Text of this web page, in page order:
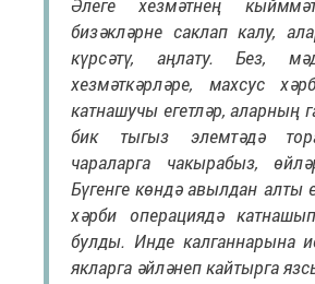
Әлеге хезмәтнең
бизәкләрне саклап калу,
күрсәтү, аңлату. Без,
хезмәткәрләре, махсус
катнашучы егетләр, аларның
бик тыгыз элемтәдә
чараларга чакырабыз,
Бүгенге көндә авылдан алты
хәрби операциядә
булды. Инде калганнарына
якларга әйләнеп кайтырга